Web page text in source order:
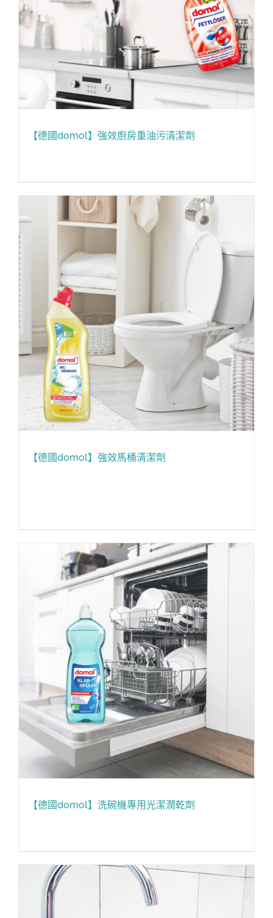
【德國domol】強效廚房重油污清潔劑
【德國domol】強效馬桶清潔劑
【德國domol】洗碗機專用光潔潤乾劑